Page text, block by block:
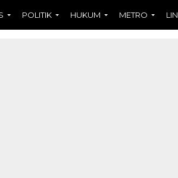
POLITIK HUKUM METRO